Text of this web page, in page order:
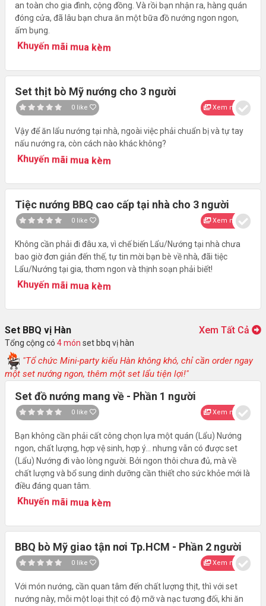
an toàn cho gia đình, cộng đồng. Và rồi bạn nhận ra, hàng quán
đóng cửa, đã lâu bạn chưa ăn một bữa đồ nướng ngon ngon,
ấm bụng.
Khuyến mãi mua kèm
Set thịt bò Mỹ nướng cho 3 người
0 like Xem nhanh
Vậy để ăn lẩu nướng tại nhà, ngoài việc phải chuẩn bị và tự tay
nấu nướng ra, còn cách nào khác không?
Khuyến mãi mua kèm
Tiệc nướng BBQ cao cấp tại nhà cho 3 người
0 like Xem nhanh
Không cần phải đi đâu xa, vì chế biến Lẩu/Nướng tại nhà chưa
bao giờ đơn giản đến thế, tự tin mời bạn bè về nhà, đãi tiệc
Lẩu/Nướng tại gia, thơm ngon và thịnh soạn phải biết!
Khuyến mãi mua kèm
Set BBQ vị Hàn
Tổng cộng có 4 món set bbq vị hàn
Xem Tất Cả
"Tổ chức Mini-party kiểu Hàn không khó, chỉ cần order ngay
một set nướng ngon, thêm một set lẩu tiện lợi!"
Set đồ nướng mang về - Phần 1 người
0 like Xem nhanh
Bạn không cần phải cất công chọn lựa một quán (Lẩu) Nướng
ngon, chất lượng, hợp vệ sinh, hợp ý... nhưng vẫn có được set
(Lẩu) Nướng đi vào lòng người. Bởi ngon thôi chưa đủ, mà về
chất lượng và bổ sung dinh dưỡng cần thiết cho sức khỏe mới là
điều đáng quan tâm.
Khuyến mãi mua kèm
BBQ bò Mỹ giao tận nơi Tp.HCM - Phần 2 người
0 like Xem nhanh
Với món nướng, cần quan tâm đến chất lượng thịt, thì với set
nướng này, mỗi một loại thịt có độ mỡ và nạc tương đối, khi ăn